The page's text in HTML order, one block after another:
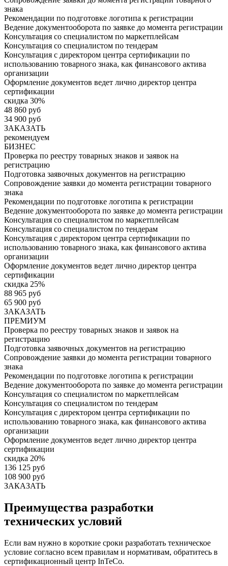
знака
Рекомендации по подготовке логотипа к регистрации
Ведение документооборота по заявке до момента регистрации
Консультация со специалистом по маркетплейсам
Консультация со специалистом по тендерам
Консультация с директором центра сертификации по
использованию товарного знака, как финансового актива
организации
Оформление документов ведет лично директор центра
сертификации
скидка 30%
48 860 руб
34 900 руб
ЗАКАЗАТЬ
рекомендуем
БИЗНЕС
Проверка по реестру товарных знаков и заявок на
регистрацию
Подготовка заявочных документов на регистрацию
Сопровождение заявки до момента регистрации товарного
знака
Рекомендации по подготовке логотипа к регистрации
Ведение документооборота по заявке до момента регистрации
Консультация со специалистом по маркетплейсам
Консультация со специалистом по тендерам
Консультация с директором центра сертификации по
использованию товарного знака, как финансового актива
организации
Оформление документов ведет лично директор центра
сертификации
скидка 25%
88 965 руб
65 900 руб
ЗАКАЗАТЬ
ПРЕМИУМ
Проверка по реестру товарных знаков и заявок на
регистрацию
Подготовка заявочных документов на регистрацию
Сопровождение заявки до момента регистрации товарного
знака
Рекомендации по подготовке логотипа к регистрации
Ведение документооборота по заявке до момента регистрации
Консультация со специалистом по маркетплейсам
Консультация со специалистом по тендерам
Консультация с директором центра сертификации по
использованию товарного знака, как финансового актива
организации
Оформление документов ведет лично директор центра
сертификации
скидка 20%
136 125 руб
108 900 руб
ЗАКАЗАТЬ
Преимущества разработки
технических условий
Если вам нужно в короткие сроки разработать техническое
условие согласно всем правилам и нормативам, обратитесь в
сертификационный центр InTeCo.